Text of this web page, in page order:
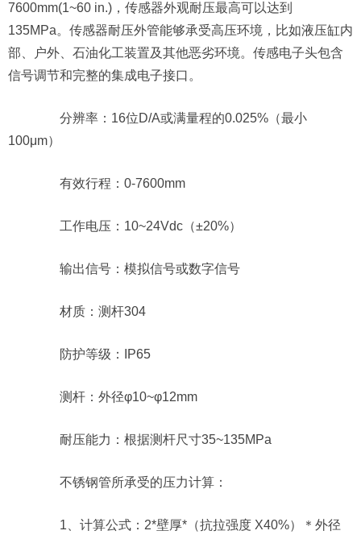
7600mm(1~60 in.)，传感器外观耐压最高可以达到
135MPa。传感器耐压外管能够承受高压环境，比如液压缸内
部、户外、石油化工装置及其他恶劣环境。传感电子头包含
信号调节和完整的集成电子接口。
分辨率：16位D/A或满量程的0.025%（最小
100μm）
有效行程：0-7600mm
工作电压：10~24Vdc（±20%）
输出信号：模拟信号或数字信号
材质：测杆304
防护等级：IP65
测杆：外径φ10~φ12mm
耐压能力：根据测杆尺寸35~135MPa
不锈钢管所承受的压力计算：
1、计算公式：2*壁厚*（抗拉强度 X40%）＊外径